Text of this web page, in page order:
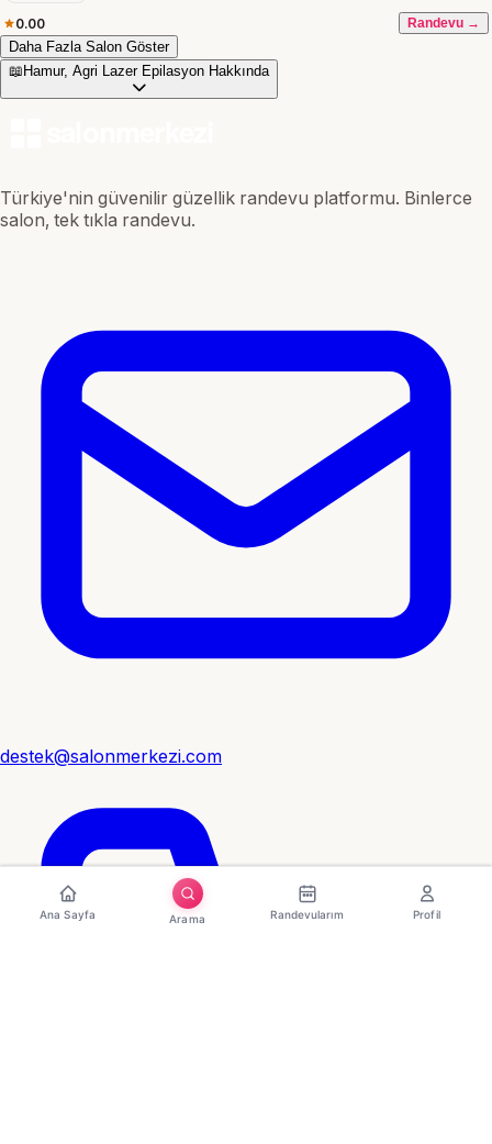
0.00 Randevu →
Daha Fazla Salon Göster
📖 Hamur, Agri Lazer Epilasyon Hakkında
Türkiye'nin güvenilir güzellik randevu platformu. Binlerce
salon, tek tıkla randevu.
destek@salonmerkezi.com
Ana Sayfa Arama Randevularım Profil